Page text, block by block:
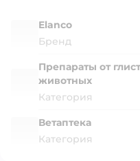
Elanco
Бренд
Препараты от
животных
Категория
Ветаптека
Категория